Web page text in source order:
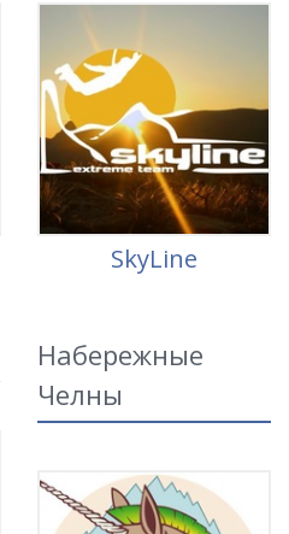
SkyLine
Набережные
Челны